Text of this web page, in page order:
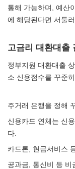
통해 가능하며, 예산
에 해당된다면 서둘
고금리 대환대출
정부지원 대환대출
소 신용점수를 꾸준
주거래 은행을 정해
신용카드 연체는 신
다.
카드론, 현금서비스
공과금, 통신비 등 비